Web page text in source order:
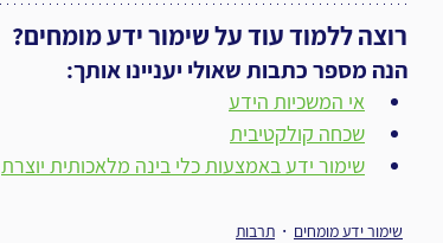
רוצה ללמוד עוד על שימור ידע מומחים?
הנה מספר כתבות שאולי יעניינו אותך:
אי המשכיות הידע
שכחה קולקטיבית
שימור ידע באמצעות כלי בינה מלאכותית יוצרת
שימור ידע מומחים תרבות